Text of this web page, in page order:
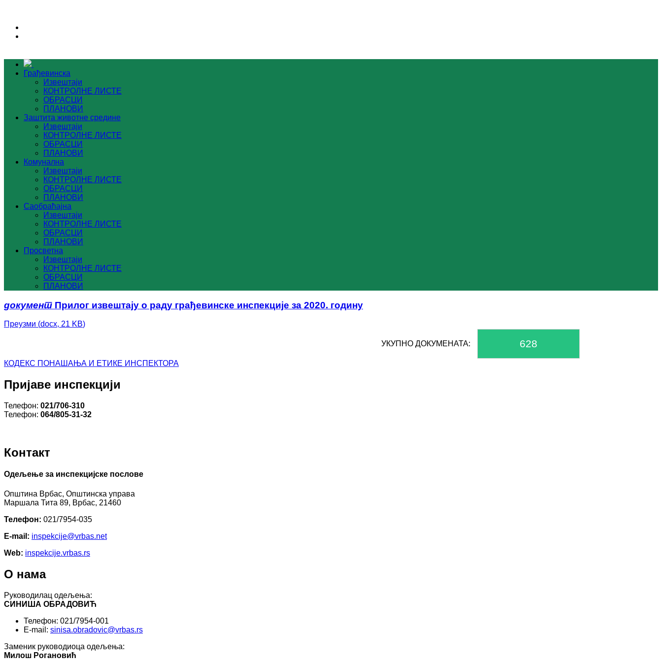
Грађевинска
Извештаји
КОНТРОЛНЕ ЛИСТЕ
ОБРАСЦИ
ПЛАНОВИ
Заштита животне средине
Извештаји
КОНТРОЛНЕ ЛИСТЕ
ОБРАСЦИ
ПЛАНОВИ
Комунална
Извештаји
КОНТРОЛНЕ ЛИСТЕ
ОБРАСЦИ
ПЛАНОВИ
Саобраћајна
Извештаји
КОНТРОЛНЕ ЛИСТЕ
ОБРАСЦИ
ПЛАНОВИ
Просветна
Извештаји
КОНТРОЛНЕ ЛИСТЕ
ОБРАСЦИ
ПЛАНОВИ
документ Прилог извештају о раду грађевинске инспекције за 2020. годину
Преузми (docx, 21 KB)
УКУПНО ДОКУМЕНАТА: 628
КОДЕКС ПОНАШАЊА И ЕТИКЕ ИНСПЕКТОРА
Пријаве инспекцији
Телефон: 021/706-310
Телефон: 064/805-31-32
Контакт
Одељење за инспекцијске послове
Општина Врбас, Општинска управа
Маршала Тита 89, Врбас, 21460
Телефон: 021/7954-035
E-mail: inspekcijе@vrbas.net
Web: inspekcije.vrbas.rs
О нама
Руководилац одељења:
СИНИША ОБРАДОВИЋ
Телефон: 021/7954-001
E-mail: sinisa.obradovic@vrbas.rs
Заменик руководиоца одељења:
Милош Рогановић